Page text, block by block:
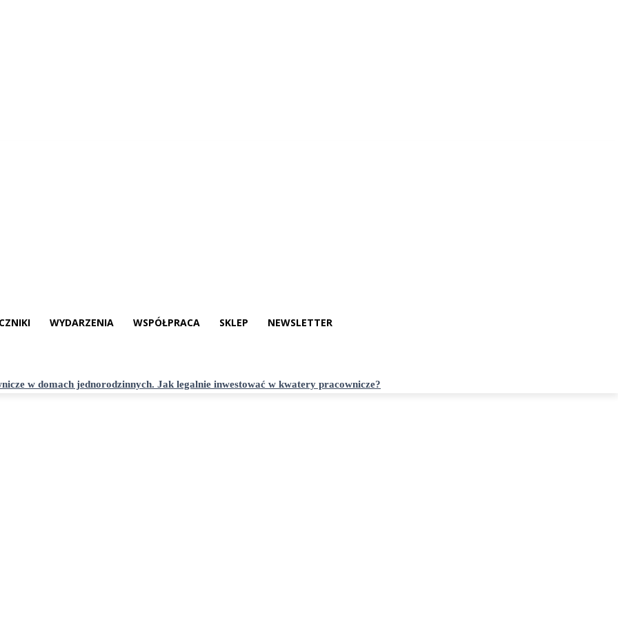
WYDARZENIA WSPÓŁPRACA SKLEP NEWSLETTER
w domach jednorodzinnych. Jak legalnie inwestować w kwatery pracownicze?